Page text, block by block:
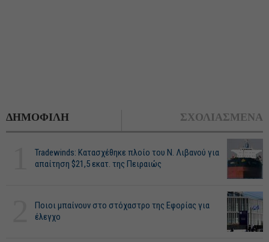
ΔΗΜΟΦΙΛΗ ΣΧΟΛΙΑΣΜΕΝΑ
Tradewinds: Κατασχέθηκε πλοίο του Ν. Λιβανού για
απαίτηση $21,5 εκατ. της Πειραιώς
Ποιοι μπαίνουν στο στόχαστρο της Εφορίας για
έλεγχο